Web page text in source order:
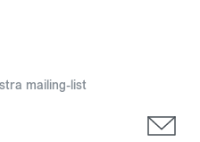
mailing-list